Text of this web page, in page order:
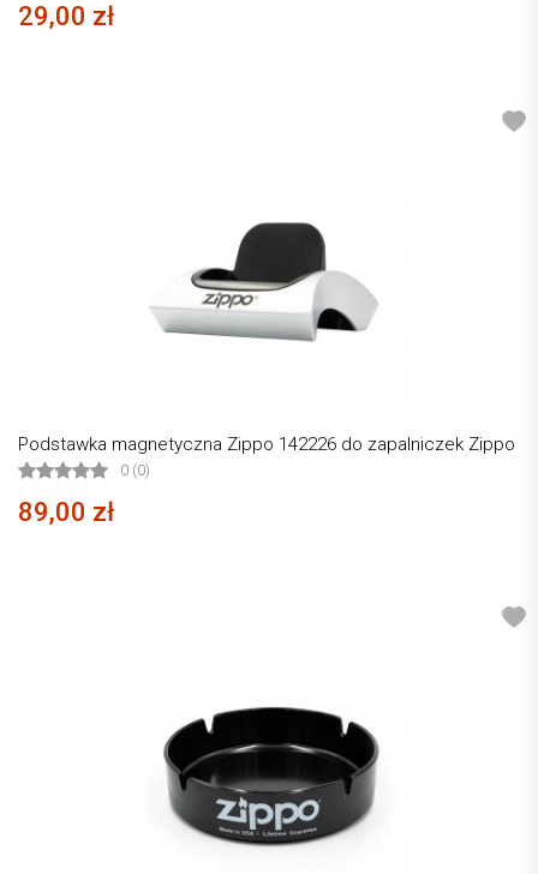
29,00 zł
Podstawka magnetyczna Zippo 142226 do zapalniczek Zippo
0 (0)
89,00 zł